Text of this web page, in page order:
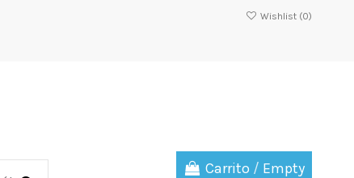
Wishlist (0)
Carrito / Empty